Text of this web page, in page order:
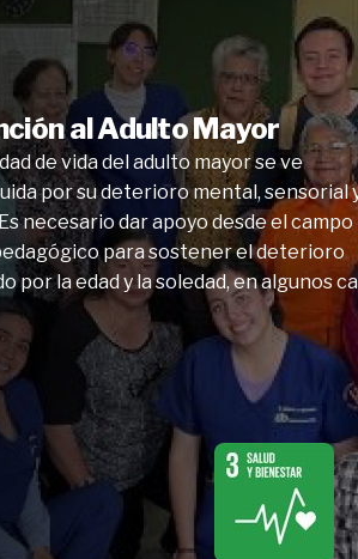
al Adulto Mayor
de vida del adulto mayor se ve
por su deterioro mental, sensorial
necesario dar apoyo desde el campo
para sostener el deterioro
por la edad y la soledad, en algunos